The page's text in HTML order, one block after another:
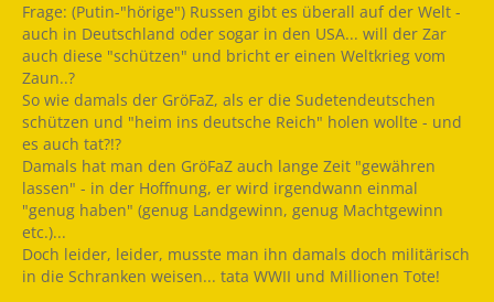
Frage: (Putin-"hörige") Russen gibt es überall auf der Welt -
auch in Deutschland oder sogar in den USA... will der Zar
auch diese "schützen" und bricht er einen Weltkrieg vom
Zaun..?
So wie damals der GröFaZ, als er die Sudetendeutschen
schützen und "heim ins deutsche Reich" holen wollte - und
es auch tat?!?
Damals hat man den GröFaZ auch lange Zeit "gewähren
lassen" - in der Hoffnung, er wird irgendwann einmal
"genug haben" (genug Landgewinn, genug Machtgewinn
etc.)...
Doch leider, leider, musste man ihn damals doch militärisch
in die Schranken weisen... tata WWII und Millionen Tote!